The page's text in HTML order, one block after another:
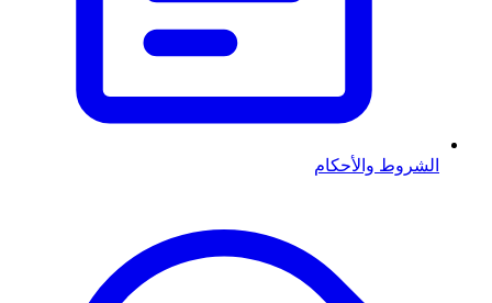
الشروط والأحكام